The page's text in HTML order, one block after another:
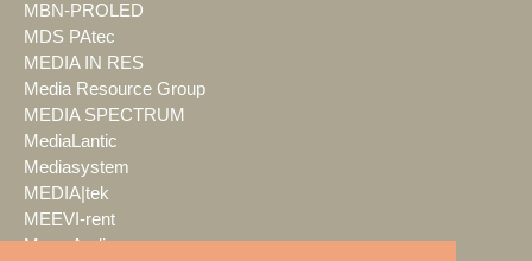
MBN-PROLED
MDS PAtec
MEDIA IN RES
Media Resource Group
MEDIA SPECTRUM
MediaLantic
Mediasystem
MEDIA|tek
MEEVI-rent
Mega Audio